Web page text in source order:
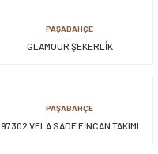
PAŞABAHÇE
GLAMOUR ŞEKERLİK
PAŞABAHÇE
97302 VELA SADE FİNCAN TAKIMI